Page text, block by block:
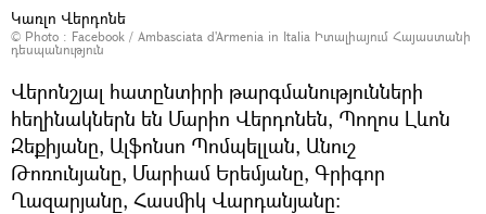
Կառլո Վերդոնե
© Photo : Facebook / Ambasciata d'Armenia in Italia Իտալիայում Հայաստանի
դեսպանություն
Վերոնշյալ հատընտիրի թարգմանությունների
հեղինակներն են Մարիո Վերդոնեն, Պողոս Լևոն
Զեքիյանը, Ալֆոնսո Պոմպելլան, Անուշ
Թոռունյանը, Մարիամ Երեմյանը, Գրիգոր
Ղազարյանը, Հասմիկ Վարդանյանը: